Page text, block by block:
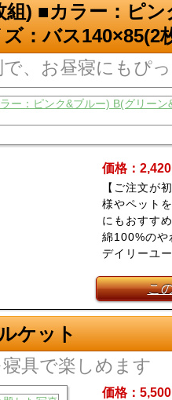
組) ■カラー：ピ
：バス140×85(2
、お昼寝にもぴ
価格：
【ご注文が
様やペット
にもおすす
綿100%のや
デイリーユ
こ
ケット
具で楽しめます
価格：